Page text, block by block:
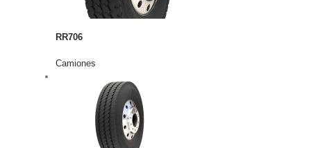
RR706
Camiones